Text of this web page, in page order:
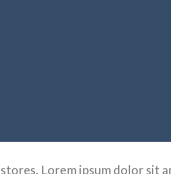
Lorem ipsum dolor sit